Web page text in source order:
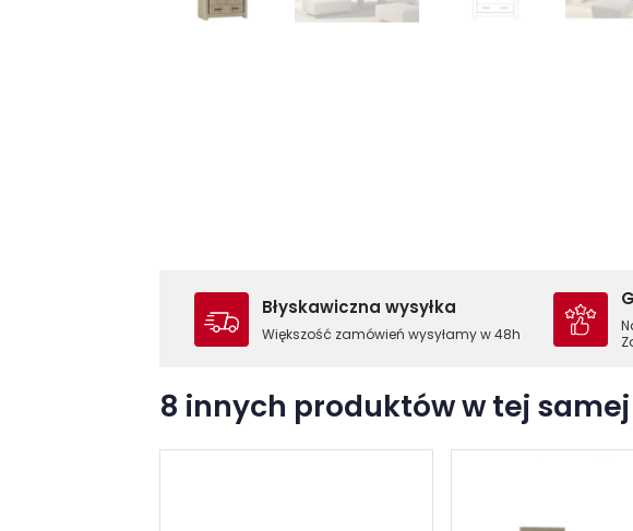
Błyskawiczna wysyłka
Większość zamówień wysyłamy w 48h
8 innych produktów w tej